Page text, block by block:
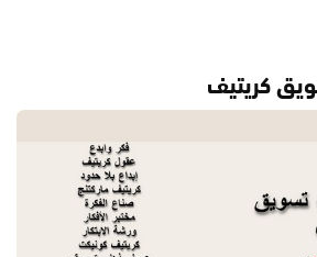
كريتيف